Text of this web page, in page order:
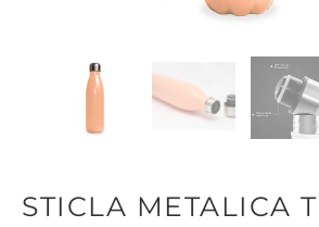
STICLA METALICA